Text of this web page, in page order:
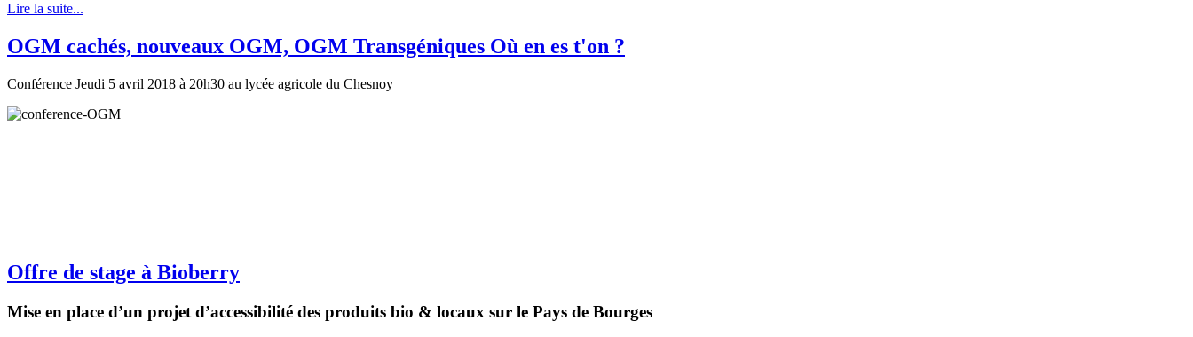
Lire la suite...
OGM cachés, nouveaux OGM, OGM Transgéniques Où en es t'on ?
Conférence Jeudi 5 avril 2018 à 20h30 au lycée agricole du Chesnoy
Offre de stage à Bioberry
Mise en place d’un projet d’accessibilité des produits bio & locaux sur le Pays de Bourges